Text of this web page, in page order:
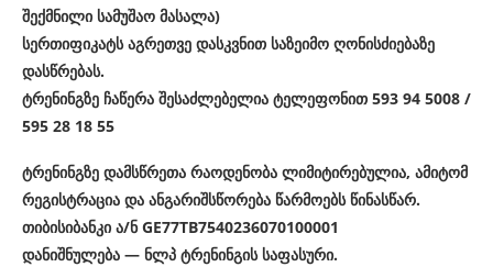
შექმნილი სამუშაო მასალა)
სერთიფიკატს აგრეთვე დასკვნით საზეიმო ღონისძიებაზე
დასწრებას.
ტრენინგზე ჩაწერა შესაძლებელია ტელეფონით 593 94 5008 /
595 28 18 55
ტრენინგზე დამსწრეთა რაოდენობა ლიმიტირებულია, ამიტომ
რეგისტრაცია და ანგარიშსწორება წარმოებს წინასწარ.
თიბისიბანკი ა/ნ GE77TB7540236070100001
დანიშნულება — ნლპ ტრენინგის საფასური.